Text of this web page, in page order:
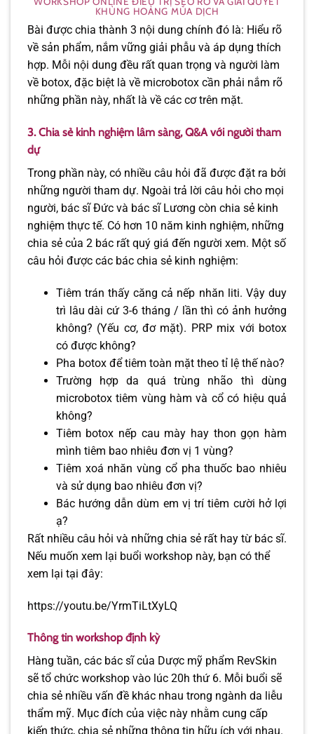
KHỦNG HOẢNG MÙA DỊCH
Bài được chia thành 3 nội dung chính đó là: Hiểu rõ
về sản phẩm, nắm vững giải phẫu và áp dụng thích
hợp. Mỗi nội dung đều rất quan trọng và người làm
về botox, đặc biệt là về microbotox cần phải nắm rõ
những phần này, nhất là về các cơ trên mặt.
3. Chia sẻ kinh nghiệm lâm sàng, Q&A với người tham
dự
Trong phần này, có nhiều câu hỏi đã được đặt ra bởi
những người tham dự. Ngoài trả lời câu hỏi cho mọi
người, bác sĩ Đức và bác sĩ Lương còn chia sẻ kinh
nghiệm thực tế. Có hơn 10 năm kinh nghiệm, những
chia sẻ của 2 bác rất quý giá đến người xem. Một số
câu hỏi được các bác chia sẻ kinh nghiệm:
Tiêm trán thấy căng cả nếp nhăn liti. Vậy duy
trì lâu dài cứ 3-6 tháng / lần thì có ảnh hưởng
không? (Yếu cơ, đơ mặt). PRP mix với botox
có được không?
Pha botox để tiêm toàn mặt theo tỉ lệ thế nào?
Trường hợp da quá trùng nhão thì dùng
microbotox tiêm vùng hàm và cổ có hiệu quả
không?
Tiêm botox nếp cau mày hay thon gọn hàm
mình tiêm bao nhiêu đơn vị 1 vùng?
Tiêm xoá nhăn vùng cổ pha thuốc bao nhiêu
và sử dụng bao nhiêu đơn vị?
Bác hướng dẫn dùm em vị trí tiêm cười hở lợi
ạ?
Rất nhiều câu hỏi và những chia sẻ rất hay từ bác sĩ.
Nếu muốn xem lại buổi workshop này, bạn có thể
xem lại tại đây:
https://youtu.be/YrmTiLtXyLQ
Thông tin workshop định kỳ
Hàng tuần, các bác sĩ của Dược mỹ phẩm RevSkin
sẽ tổ chức workshop vào lúc 20h thứ 6. Mỗi buổi sẽ
chia sẻ nhiều vấn đề khác nhau trong ngành da liễu
thẩm mỹ. Mục đích của việc này nhằm cung cấp
kiến thức, chia sẻ những thông tin hữu ích với nhau.